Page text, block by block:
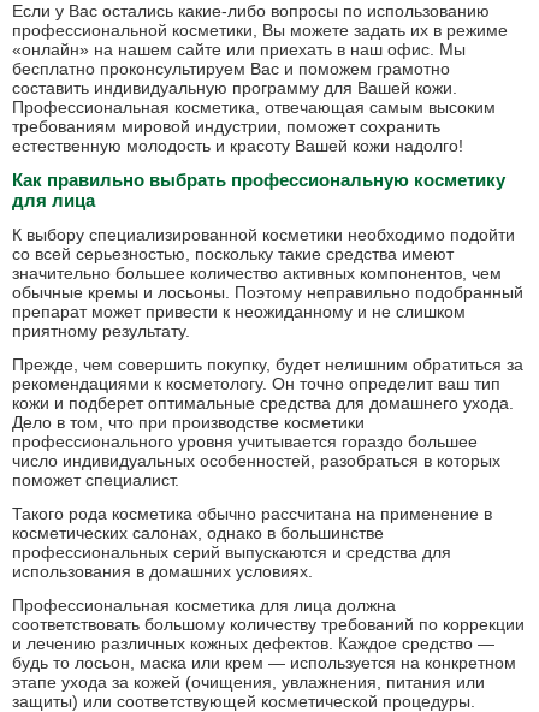
Если у Вас остались какие-либо вопросы по использованию
профессиональной косметики, Вы можете задать их в режиме
«онлайн» на нашем сайте или приехать в наш офис. Мы
бесплатно проконсультируем Вас и поможем грамотно
составить индивидуальную программу для Вашей кожи.
Профессиональная косметика, отвечающая самым высоким
требованиям мировой индустрии, поможет сохранить
естественную молодость и красоту Вашей кожи надолго!
Как правильно выбрать профессиональную косметику
для лица
К выбору специализированной косметики необходимо подойти
со всей серьезностью, поскольку такие средства имеют
значительно большее количество активных компонентов, чем
обычные кремы и лосьоны. Поэтому неправильно подобранный
препарат может привести к неожиданному и не слишком
приятному результату.
Прежде, чем совершить покупку, будет нелишним обратиться за
рекомендациями к косметологу. Он точно определит ваш тип
кожи и подберет оптимальные средства для домашнего ухода.
Дело в том, что при производстве косметики
профессионального уровня учитывается гораздо большее
число индивидуальных особенностей, разобраться в которых
поможет специалист.
Такого рода косметика обычно рассчитана на применение в
косметических салонах, однако в большинстве
профессиональных серий выпускаются и средства для
использования в домашних условиях.
Профессиональная косметика для лица должна
соответствовать большому количеству требований по коррекции
и лечению различных кожных дефектов. Каждое средство —
будь то лосьон, маска или крем — используется на конкретном
этапе ухода за кожей (очищения, увлажнения, питания или
защиты) или соответствующей косметической процедуры.